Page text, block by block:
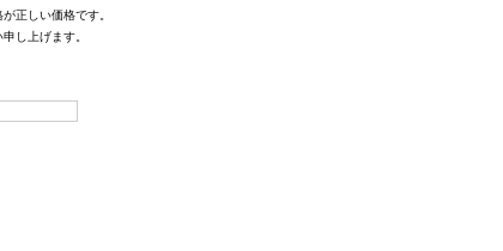
正しい価格です。
し上げます。